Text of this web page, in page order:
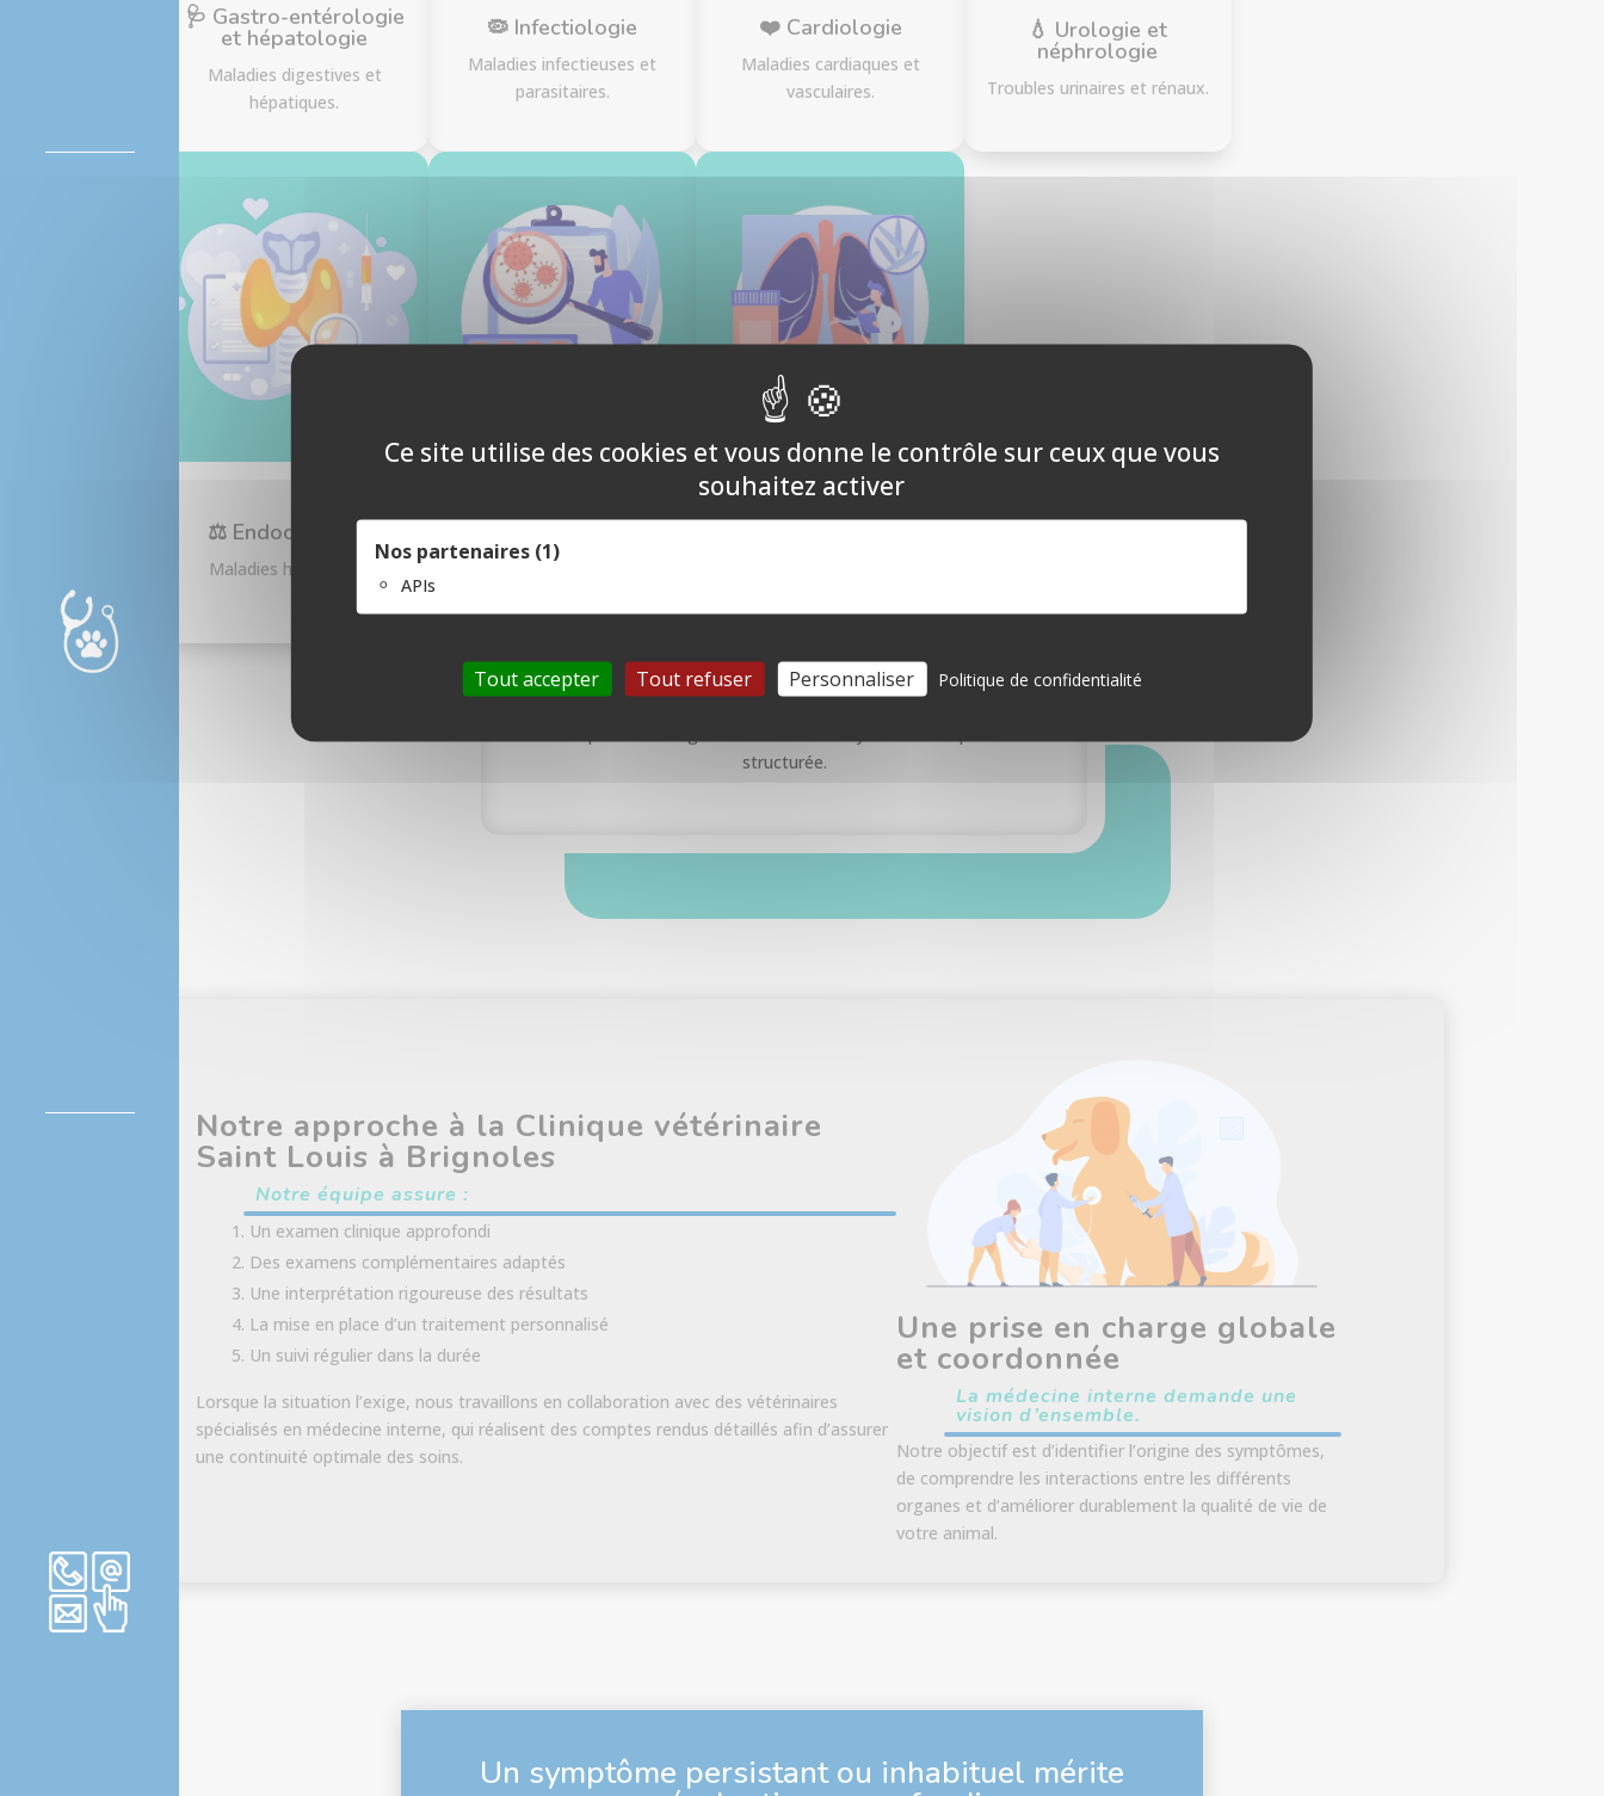
Ce site utilise des cookies et vous donne le contrôle sur ceux que vous
souhaitez activer
Nos partenaires (1)
APIs
Tout accepter Tout refuser Personnaliser Politique de confidentialité
Bilan Sénior
Accès & Contact
🩺 Gastro-entérologie
et hépatologie
Maladies digestives et
hépatiques.
🦠 Infectiologie
Maladies infectieuses et
parasitaires.
❤️ Cardiologie
Maladies cardiaques et
vasculaires.
💧 Urologie et
néphrologie
Troubles urinaires et rénaux.
⚖ Endocrinologie
Maladies hormonales.
immunologie
Affections sanguines et
structurée.

Notre approche à la Clinique vétérinaire
Saint Louis à Brignoles
Notre équipe assure :
Un examen clinique approfondi
Des examens complémentaires adaptés
Une interprétation rigoureuse des résultats
La mise en place d’un traitement personnalisé
Un suivi régulier dans la durée
Lorsque la situation l’exige, nous travaillons en collaboration avec des vétérinaires
spécialisés en médecine interne, qui réalisent des comptes rendus détaillés afin d’assurer
une continuité optimale des soins.
Une prise en charge globale
et coordonnée
La médecine interne demande une
vision d’ensemble.
Notre objectif est d’identifier l’origine des symptômes,
de comprendre les interactions entre les différents
organes et d’améliorer durablement la qualité de vie de
votre animal.
Un symptôme persistant ou inhabituel mérite